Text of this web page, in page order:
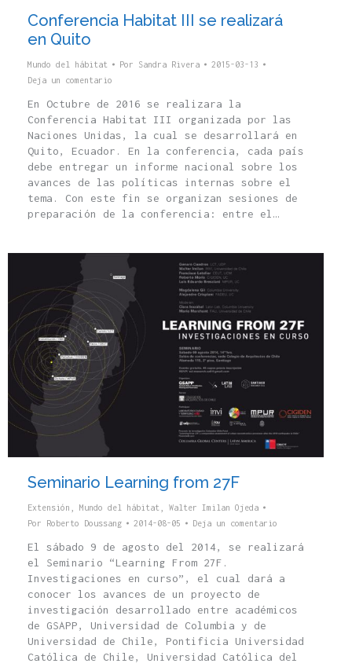
Conferencia Habitat III se realizará
en Quito
Mundo del hábitat Por Sandra Rivera
2015-03-13
Deja un comentario
En Octubre de 2016 se realizara la
Conferencia Habitat III organizada por las
Naciones Unidas, la cual se desarrollará en
Quito, Ecuador. En la conferencia, cada país
debe entregar un informe nacional sobre los
avances de las políticas internas sobre el
tema. Con este fin se organizan sesiones de
preparación de la conferencia: entre el…
Seminario Learning from 27F
Extensión Mundo del hábitat
Walter Imilan Ojeda
Por Roberto Doussang 2014-08-05 Deja un comentario
El sábado 9 de agosto del 2014, se realizará
el Seminario “Learning From 27F.
Investigaciones en curso”, el cual dará a
conocer los avances de un proyecto de
investigación desarrollado entre académicos
de GSAPP, Universidad de Columbia y de
Universidad de Chile, Pontificia Universidad
Católica de Chile, Universidad Católica del